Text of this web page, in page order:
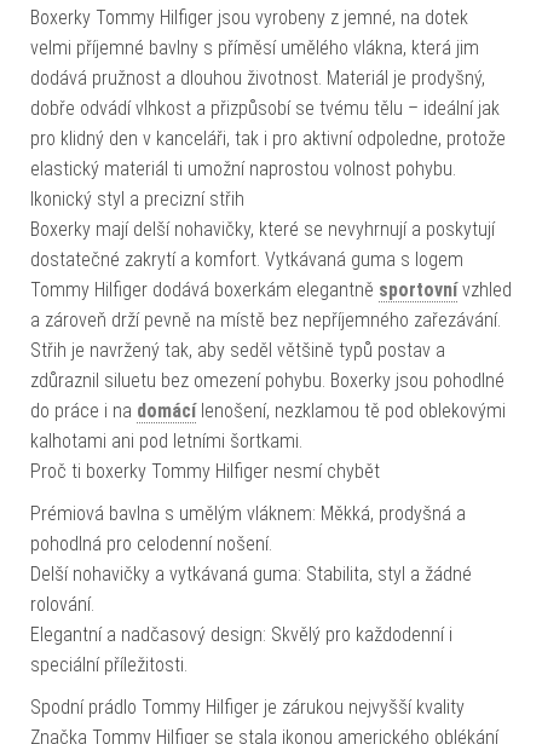
Boxerky Tommy Hilfiger jsou vyrobeny z jemné, na dotek
velmi příjemné bavlny s příměsí umělého vlákna, která jim
dodává pružnost a dlouhou životnost. Materiál je prodyšný,
dobře odvádí vlhkost a přizpůsobí se tvému tělu – ideální jak
pro klidný den v kanceláři, tak i pro aktivní odpoledne, protože
elastický materiál ti umožní naprostou volnost pohybu.
Ikonický styl a precizní střih
Boxerky mají delší nohavičky, které se nevyhrnují a poskytují
dostatečné zakrytí a komfort. Vytkávaná guma s logem
Tommy Hilfiger dodává boxerkám elegantně sportovnívzhled
a zároveň drží pevně na místě bez nepříjemného zařezávání.
Střih je navržený tak, aby seděl většině typů postav a
zdůraznil siluetu bez omezení pohybu. Boxerky jsou pohodlné
do práce i na domácílenošení, nezklamou tě pod oblekovými
kalhotami ani pod letními šortkami.
Proč ti boxerky Tommy Hilfiger nesmí chybět
Prémiová bavlna s umělým vláknem: Měkká, prodyšná a
pohodlná pro celodenní nošení.
Delší nohavičky a vytkávaná guma: Stabilita, styl a žádné
rolování.
Elegantní a nadčasový design: Skvělý pro každodenní i
speciální příležitosti.
Spodní prádlo Tommy Hilfiger je zárukou nejvyšší kvality
Značka Tommy Hilfiger se stala ikonou amerického oblékání